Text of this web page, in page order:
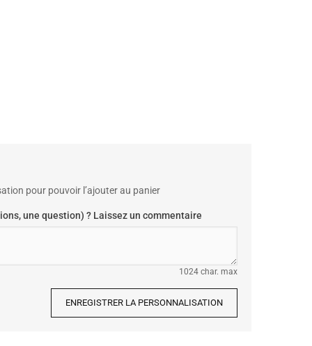
pour pouvoir l’ajouter au panier
une question) ? Laissez un commentaire
1024 char. max
ENREGISTRER LA PERSONNALISATION